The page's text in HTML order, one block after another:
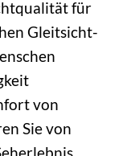
für
Gleitsicht-
von
Sie von